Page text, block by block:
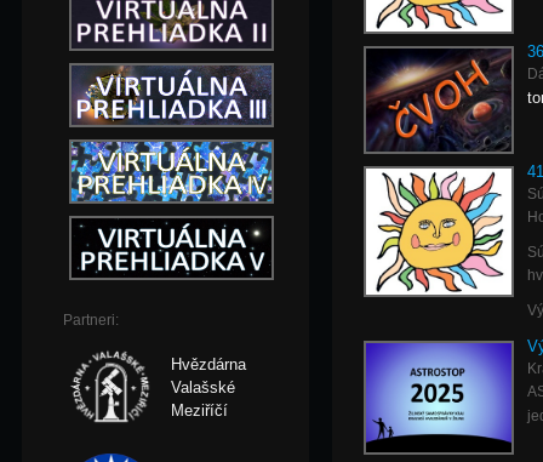
Partneri:
Hvězdárna
Valašské
Meziříčí